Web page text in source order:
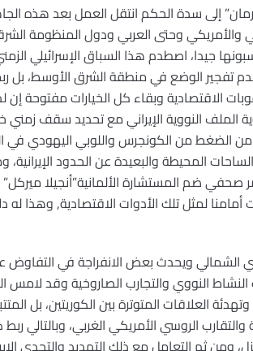
إلى سدة الحكم انتقل العمل بعد هذه
والأمريكي وحتى العربي ودول المنظومة
جيدا، اصطدم هذا السباق الإسرائيلي
تفجير الوضع في منطقة الشرق الأوسط، بل
الاقتصادية وبقاء كل الخيارات مفتوحة إن
الملف النووية الإيراني مع تحديد سقف زمني
من الضغط من الكونجرس واللوبي اليهودي في
المحيطة والبعيدة عن الحدود
صحفي ضم المستشارة الألمانية”أنجيلا
لمثل تلك الأدوات الاقتصادية, وهذا له
الشمالي ويحدث بعض الانفراجة في التفاوض
النشاط النووي والتجارب الصاروخية وقد لامس
العلاقات المتوترة بين الكوريتين، بل
الروسي الأمريكي الغربي، وبالتالي